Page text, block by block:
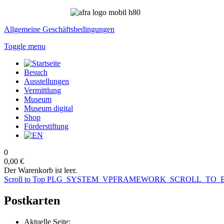
Allgemeine Geschäftsbedingungen
Toggle menu
Besuch
Ausstellungen
Vermittlung
Museum
Museum digital
Shop
Förderstiftung
0
0,00 €
Der Warenkorb ist leer.
Scroll to Top
Postkarten
Aktuelle Seite: